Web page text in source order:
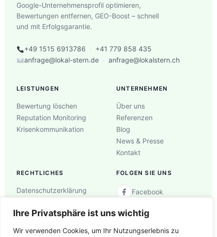
Ihre Privatsphäre ist uns wichtig
Wir verwenden Cookies, um Ihr Nutzungserlebnis zu
Google-Unternehmensprofil optimieren,
Bewertungen entfernen, GEO-Boost – schnell
und mit Erfolgsgarantie.
+49 1515 6913786 · +41 779 858 435
anfrage@lokal-stern.de · anfrage@lokalstern.ch
LEISTUNGEN
Bewertung löschen
Reputation Monitoring
Krisenkommunikation
UNTERNEHMEN
Über uns
Referenzen
Blog
News & Presse
Kontakt
RECHTLICHES
Datenschutzerklärung
Impressum
FOLGEN SIE UNS
Facebook